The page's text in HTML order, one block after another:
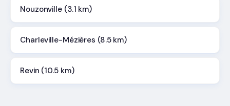
Nouzonville (3.1 km)
Charleville-Mézières (8.5 km)
Revin (10.5 km)